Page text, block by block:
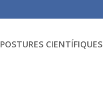
POSTURES CIENTÍFIQUES